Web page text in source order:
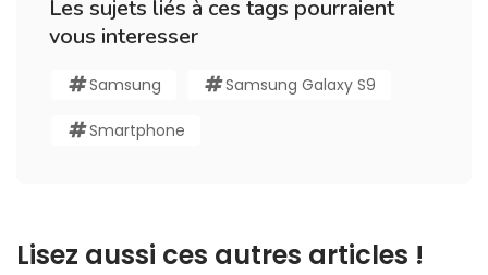
Les sujets liés à ces tags pourraient
vous interesser
Samsung Samsung Galaxy S9
Smartphone
Lisez aussi ces autres articles !